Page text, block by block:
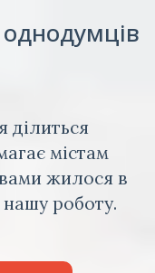
ділиться
містам
жилося в
роботу.